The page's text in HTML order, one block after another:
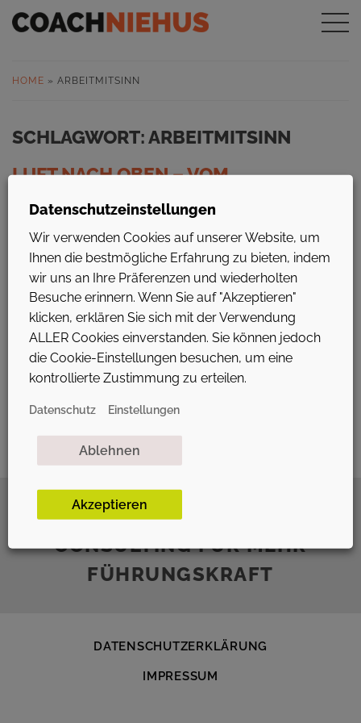
HOME » ARBEITMITSINN
SCHLAGWORT:ARBEITMITSINN
LUFT NACH OBEN – VOM
EINZELIMPULS ZUM
Was bislang als Einzelleistung angeboten wurde – etwa
Coaching zur beruflichen Standortbestimmung oder
in einem ganzheitlichen Programm zusammengeführt. Das
Ergebnis: Ein klar strukturierter Prozess, der Orientierung
schafft, Eigenverantwortung stärkt und Entwicklung
nachhaltig begleitet.
BUSINESS COACHING &
CONSULTING FÜR MEHR
FÜHRUNGSKRAFT
DATENSCHUTZ­ERKLÄRUNG
IMPRESSUM
Datenschutzeinstellungen
Wir verwenden Cookies auf unserer Website, um
Ihnen die bestmögliche Erfahrung zu bieten, indem
wir uns an Ihre Präferenzen und wiederholten
Besuche erinnern. Wenn Sie auf "Akzeptieren"
klicken, erklären Sie sich mit der Verwendung
ALLER Cookies einverstanden. Sie können jedoch
die Cookie-Einstellungen besuchen, um eine
kontrollierte Zustimmung zu erteilen.
Datenschutz Einstellungen
Ablehnen
Akzeptieren